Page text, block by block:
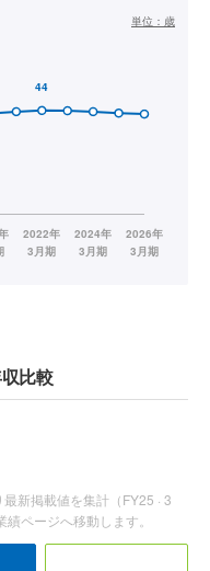
単位： 歳
比較
新掲載値を集計（FY25 · 3
ページへ移動します。